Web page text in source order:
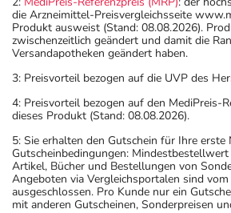
die Arzneimittel-Preisvergleichsseite
Produkt ausweist (Stand: 08.08.2026).
zwischenzeitlich geändert und damit die
Versandapotheken geändert haben.
3: Preisvorteil bezogen auf die UVP des
4: Preisvorteil bezogen auf den MediPreis-
dieses Produkt (Stand: 08.08.2026).
5: Sie erhalten den Gutschein für Ihre
Gutscheinbedingungen:
Artikel, Bücher und Bestellungen von
Angeboten via Vergleichsportalen sind vom
ausgeschlossen. Pro Kunde nur ein
mit anderen Gutscheinen, Sonderpreisen